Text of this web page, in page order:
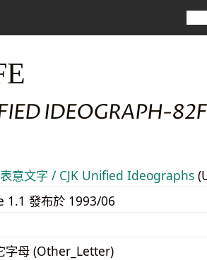
IDEOGRAPH-
表意文字 / CJK Unified Ideographs
1.1 發布於 1993/06
字母 (Other_Letter)